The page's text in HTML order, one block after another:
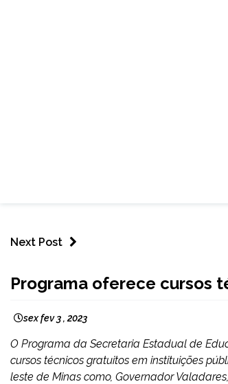
Next Post
GERAIS
Programa oferece cursos
sex fev 3 , 2023
O Programa da Secretaria Estadual de
cursos técnicos gratuitos em instituições
leste de Minas como, Governador